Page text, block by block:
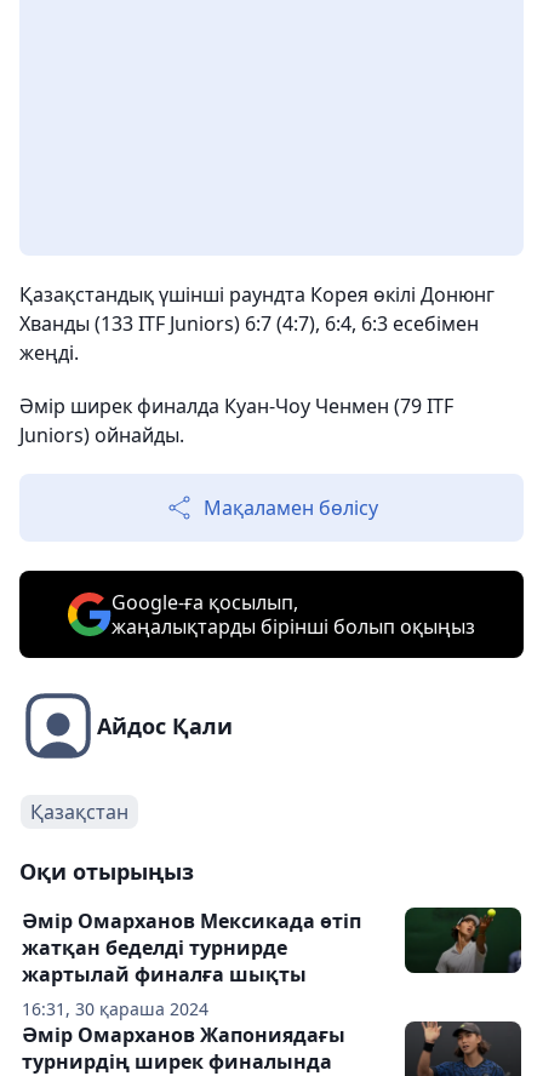
Қазақстандық үшінші раундта Корея өкілі Донюнг
Хванды (133 ITF Juniors) 6:7 ​​(4:7), 6:4, 6:3 есебімен
жеңді.
Әмір ширек финалда Куан-Чоу Ченмен (79 ITF
Juniors) ойнайды.
Мақаламен бөлісу
Google-ға қосылып,
жаңалықтарды бірінші болып оқыңыз
Айдос Қали
Қазақстан
Оқи отырыңыз
16:31, 30 қараша 2024
Әмір Омарханов Мексикада өтіп
жатқан беделді турнирде
жартылай финалға шықты
Әмір Омарханов Жапониядағы
турнирдің ширек финалында